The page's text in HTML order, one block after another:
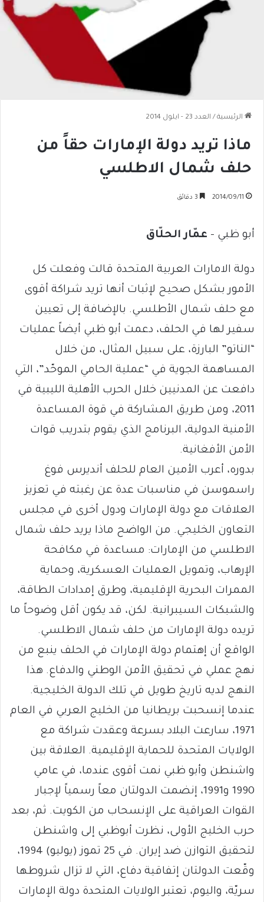
الرئيسية / العدد 23 - ايلول 2014
ماذا تريد دولة الإمارات حقاً من
حلف شمال الاطلسي
2014/09/11
أبو ظبي – عمّار الحلّاق
دولة الامارات العربية المتحدة قالت وفعلت كل
الأمور بشكل صحيح لإثبات أنها تريد شراكة أقوى
مع حلف شمال الأطلسي. بالإضافة إلى تعيين
سفير لها في الحلف، دعمت أبو ظبي أيضاً عمليات
“الناتو” البارزة، على سبيل المثال، من خلال
المساهمة الجوية في “عملية الحامي الموحّد”، التي
دافعت عن المدنيين خلال الحرب الأهلية الليبية في
2011، ومن طريق المشاركة في قوة المساعدة
الأمنية الدولية، البرنامج الذي يقوم بتدريب قوات
الأمن الأفغانية.
بدوره، أعرب الأمين العام للحلف أنديرس فوغ
راسموسن في مناسبات عدة عن رغبته في تعزيز
العلاقات مع دولة الإمارات ودول أخرى في مجلس
التعاون الخليجي. من الواضح ماذا يريد حلف شمال
الاطلسي من الإمارات: مساعدة في مكافحة
الإرهاب، وتمويل العمليات العسكرية، وحماية
الممرات البحرية الإقليمية، وطرق إمدادات الطاقة،
والشبكات السيبرانية. لكن، قد يكون أقل وضوحاً ما
تريده دولة الإمارات من حلف شمال الاطلسي.
الواقع أن إهتمام دولة الإمارات في الحلف ينبع من
نهج عملي في تحقيق الأمن الوطني والدفاع. هذا
النهج لديه تاريخ طويل في تلك الدولة الخليجية.
عندما إنسحبت بريطانيا من الخليج العربي في العام
1971، سارعت البلاد بسرعة وعقدت شراكة مع
الولايات المتحدة للحماية الإقليمية. العلاقة بين
واشنطن وأبو ظبي نمت أقوى عندما، في عامي
1990 و1991، إنضمت الدولتان معاً رسمياً لإجبار
القوات العراقية على الإنسحاب من الكويت. ثم، بعد
حرب الخليج الأولى، نظرت أبوظبي إلى واشنطن
لتحقيق التوازن ضد إيران. في 25 تموز (يوليو) 1994،
وقّعت الدولتان إتفاقية دفاع، التي لا تزال شروطها
سريّة، واليوم، تعتبر الولايات المتحدة دولة الإمارات